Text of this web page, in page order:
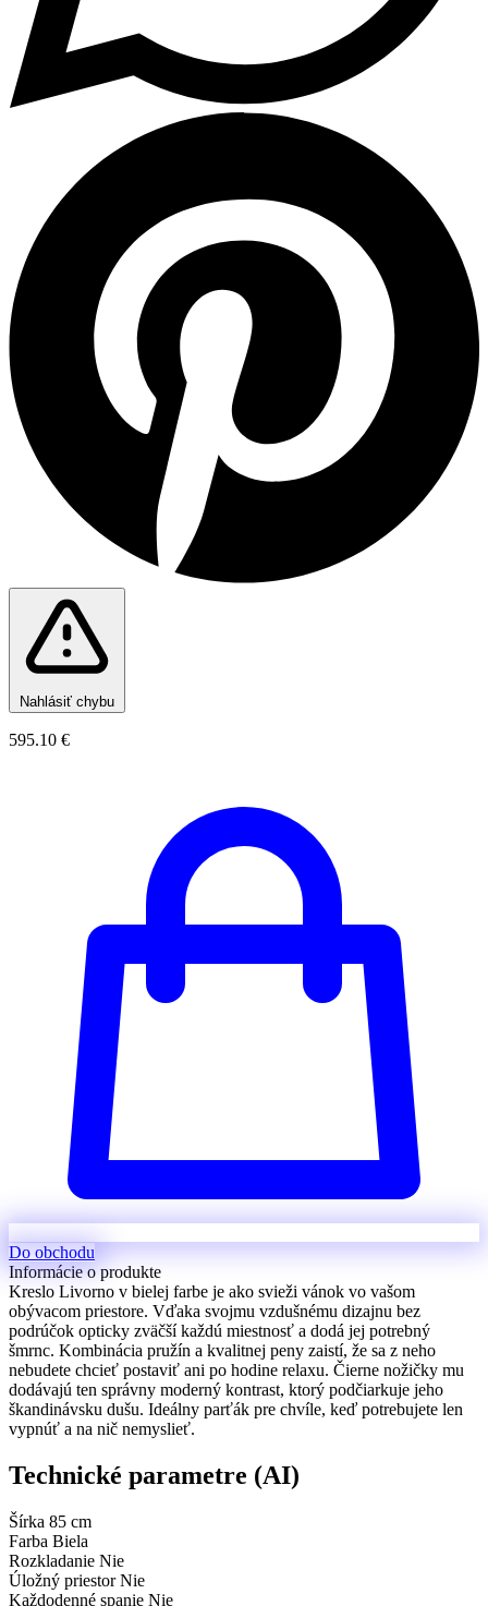
Nahlásiť chybu
595.10 €
Do obchodu
Informácie o produkte
Kreslo Livorno v bielej farbe je ako svieži vánok vo vašom
obývacom priestore. Vďaka svojmu vzdušnému dizajnu bez
podrúčok opticky zväčší každú miestnosť a dodá jej potrebný
šmrnc. Kombinácia pružín a kvalitnej peny zaistí, že sa z neho
nebudete chcieť postaviť ani po hodine relaxu. Čierne nožičky mu
dodávajú ten správny moderný kontrast, ktorý podčiarkuje jeho
škandinávsku dušu. Ideálny parťák pre chvíle, keď potrebujete len
vypnúť a na nič nemyslieť.
Technické parametre (AI)
Šírka 85 cm
Farba Biela
Rozkladanie Nie
Úložný priestor Nie
Každodenné spanie Nie